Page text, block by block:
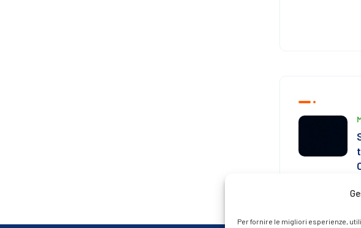
Per fornire le migliori esperienze,